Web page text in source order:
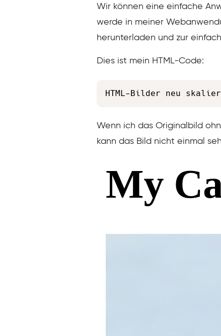
Wir können eine einfache
werde in meiner
herunterladen und zur
Dies ist mein HTML-Code:
HTML-Bilder neu
Wenn ich das Originalbild
kann das Bild nicht einmal